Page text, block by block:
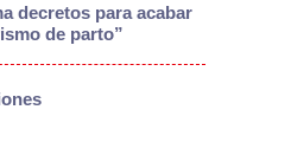
decretos para acabar
de parto”